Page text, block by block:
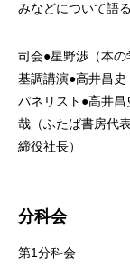
みなどについて語る
司会●星野渉（本の
基調講演●高井昌史
パネリスト●高井
哉（ふたば書房代
締役社長）
分科会
第1分科会